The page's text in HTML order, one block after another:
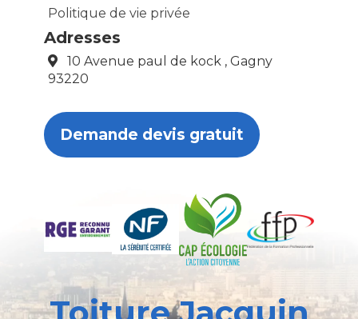
Politique de vie privée
Adresses
10 Avenue paul de kock , Gagny
93220
Demande devis gratuit